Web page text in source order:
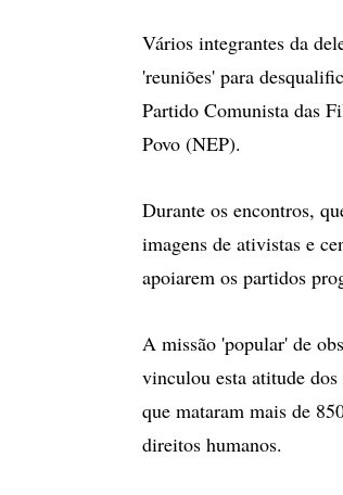
Vários integrantes da
'reuniões' para
Partido Comunista das
Povo (NEP).
Durante os encontros,
imagens de ativistas e
apoiarem os partidos
A missão 'popular' de
vinculou esta atitude
que mataram mais de
direitos humanos.